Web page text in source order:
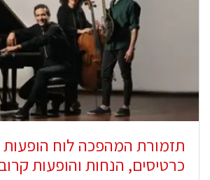
כרטיסים, הנחות והופעות